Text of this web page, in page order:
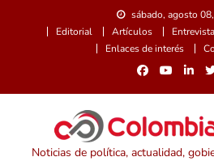
sábado, agosto
Editorial
Artículos
Enlaces de interés
Noticias de política, actualidad,